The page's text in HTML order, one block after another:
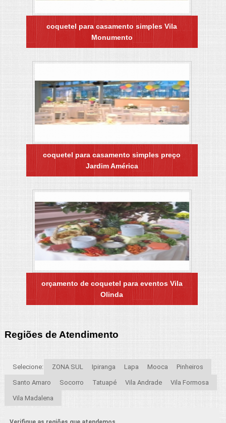
coquetel para casamento simples Vila
Monumento
coquetel para casamento simples preço
Jardim América
orçamento de coquetel para eventos Vila
Olinda
Regiões de Atendimento
Selecione: ZONA SUL Ipiranga Lapa Mooca Pinheiros
Santo Amaro Socorro Tatuapé Vila Andrade Vila Formosa
Vila Madalena